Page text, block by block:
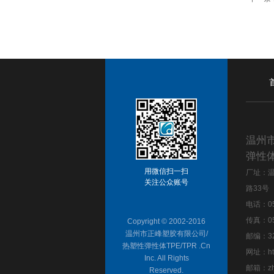
用微信扫一扫
关注公众账号
Copyright © 2002-2016
温州市正峰塑胶有限公司/
热塑性弹性体TPE/TPR .Cn
Inc. All Rights
Reserved.
温州
弹性
厂址：
路33号
电话：
传真：
邮编：
网址：
邮箱：